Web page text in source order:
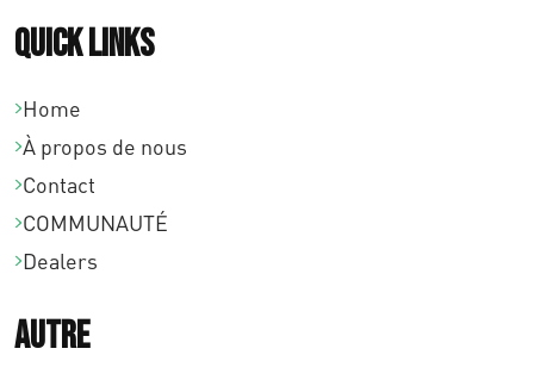
Quick links
Home
À propos de nous
Contact
COMMUNAUTÉ
Dealers
Autre